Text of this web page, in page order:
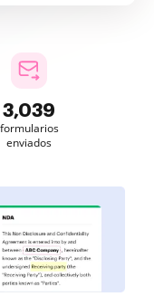
3,039
formularios
enviados